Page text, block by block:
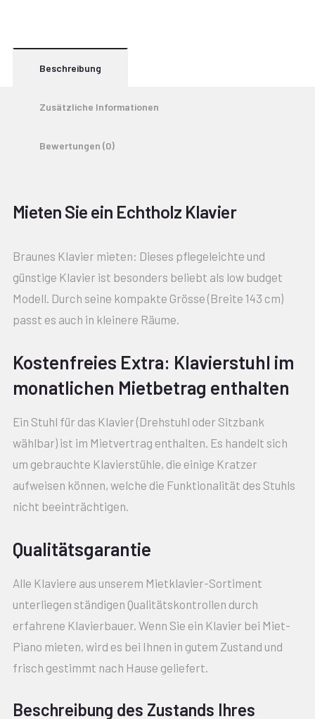
Beschreibung
Zusätzliche Informationen
Bewertungen (0)
Mieten Sie ein Echtholz Klavier
Braunes Klavier mieten: Dieses pflegeleichte und
günstige Klavier ist besonders beliebt als low budget
Modell. Durch seine kompakte Grösse (Breite 143 cm)
passt es auch in kleinere Räume.
Kostenfreies Extra: Klavierstuhl im
monatlichen Mietbetrag enthalten
Ein Stuhl für das Klavier (Drehstuhl oder Sitzbank
wählbar) ist im Mietvertrag enthalten. Es handelt sich
um gebrauchte Klavierstühle, die einige Kratzer
aufweisen können, welche die Funktionalität des Stuhls
nicht beeinträchtigen.
Qualitätsgarantie
Alle Klaviere aus unserem Mietklavier-Sortiment
unterliegen ständigen Qualitätskontrollen durch
erfahrene Klavierbauer. Wenn Sie ein Klavier bei Miet-
Piano mieten, wird es bei Ihnen in gutem Zustand und
frisch gestimmt nach Hause geliefert.
Beschreibung des Zustands Ihres